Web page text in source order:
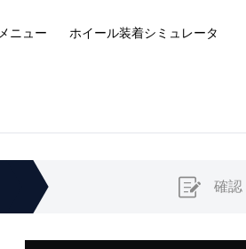
メニュー ホイール装着シミュレータ
確認